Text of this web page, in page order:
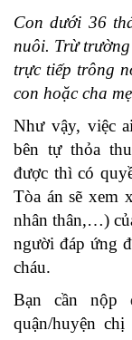
Con dưới 36
nuôi. Trừ
trực tiếp trông
con hoặc cha
Như vậy, việc
bên tự thỏa
được thì có
Tòa án sẽ xem
nhân thân,…)
người đáp ứng
cháu.
Bạn cần nộp
quận/huyện